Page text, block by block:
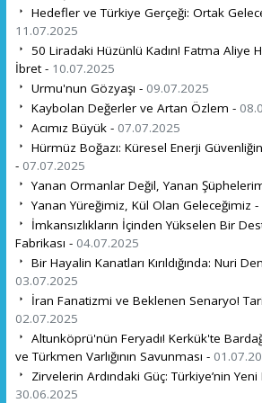
Hedefler ve Türkiye Gerçeği: Ortak
11.07.2025
50 Liradaki Hüzünlü Kadın! Fatma Aliye
İbret - 10.07.2025
Urmu'nun Gözyaşı - 09.07.2025
Kaybolan Değerler ve Artan Özlem -
Acımız Büyük - 07.07.2025
Hürmüz Boğazı: Küresel Enerji
- 07.07.2025
Yanan Ormanlar Değil, Yanan
Yanan Yüreğimiz, Kül Olan Geleceğimiz -
İmkansızlıkların İçinden Yükselen Bir
Fabrikası - 04.07.2025
Bir Hayalin Kanatları Kırıldığında: Nuri
03.07.2025
İran Fanatizmi ve Beklenen Senaryo!
02.07.2025
Altunköprü'nün Feryadı! Kerkük'te
ve Türkmen Varlığının Savunması -
Zirvelerin Ardındaki Güç: Türkiye’nin Yeni
30.06.2025